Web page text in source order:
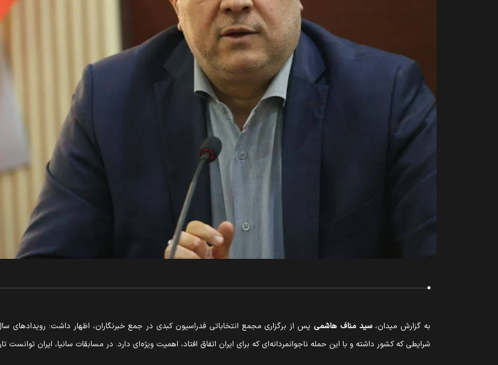
به گزارش میدان،سید مناف هاشمی
شرایطی که کشور داشته و با این حمله ناجوانمردانه‌ای که برای ایران اتفاق افتاد، اهمیت ویژه‌ای دارد. در مسابقات سانیا، ایران توانست